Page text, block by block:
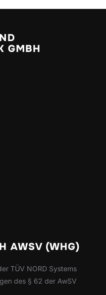
GMBH
AWSV (WHG)
TÜV NORD Systems
des § 62 der AwSV